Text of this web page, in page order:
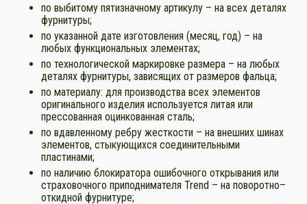
по выбитому пятизначному артикулу – на всех деталях
фурнитуры;
по указанной дате изготовления (месяц, год) – на
любых функциональных элементах;
по технологической маркировке размера – на любых
деталях фурнитуры, зависящих от размеров фальца;
по материалу: для производства всех элементов
оригинального изделия используется литая или
прессованная оцинкованная сталь;
по вдавленному ребру жесткости – на внешних шинах
элементов, стыкующихся соединительными
пластинами;
по наличию блокиратора ошибочного открывания или
страховочного приподнимателя Trend – на поворотно–
откидной фурнитуре;